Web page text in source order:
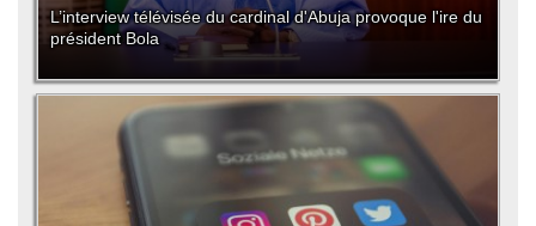
L’interview télévisée du cardinal d'Abuja provoque l'ire du
président Bola